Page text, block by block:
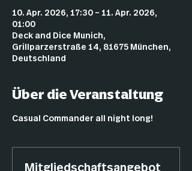
10. Apr. 2026, 17:30 – 11. Apr. 2026,
01:00
Deck and Dice Munich,
Grillparzerstraße 14, 81675 München,
Deutschland
Über die Veranstaltung
Casual Commander all night long!
Mitgliedschaftsangebot